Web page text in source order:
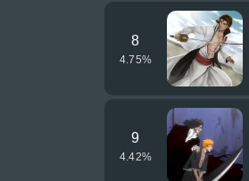
8
4.75%
9
4.42%